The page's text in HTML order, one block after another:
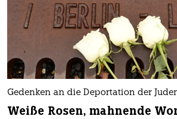
Gedenken an die Deportation der
Weiße Rosen, mahnende